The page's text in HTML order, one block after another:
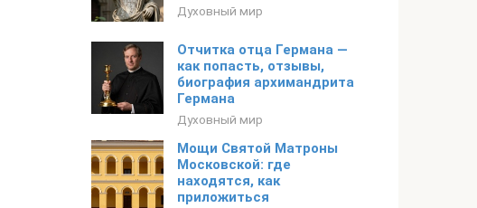
Духовный мир
Отчитка отца Германа —
как попасть, отзывы,
биография архимандрита
Германа
Духовный мир
Мощи Святой Матроны
Московской: где
находятся, как
приложиться